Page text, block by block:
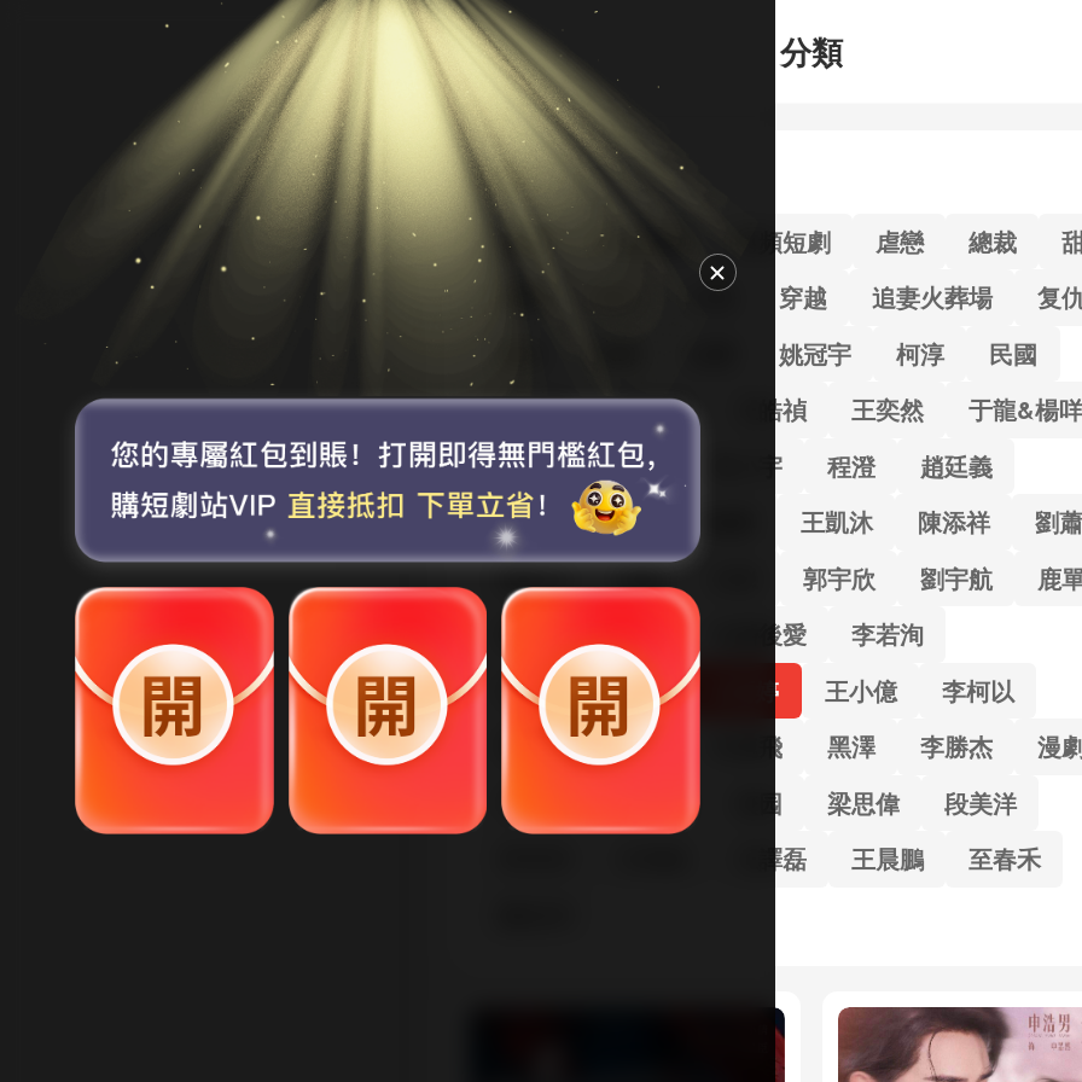
分類
分類
全部 女頻短劇 男頻短劇 虐戀 總裁
古風 穿越 追妻火葬場
复
姚冠宇 柯淳
民國
年代劇
趙振棟 王皓禎 王奕然
于龍&楊
申浩男
王轩 馬小宇 程澄
趙廷義
韓雨彤&曾輝
王凱沐 陳添祥
劉
馬秋元
張翅 郭宇欣 劉宇航
鹿
黄浩雯
先婚後愛
李若洵
朱一未&白昕怡
岳雨婷 王小億
李柯以
雙男主
卡戎 何連飛 黑澤 李勝杰
漫
李子傑
校园 梁思偉
段美洋
王譯磊 王晨鵬
至春禾